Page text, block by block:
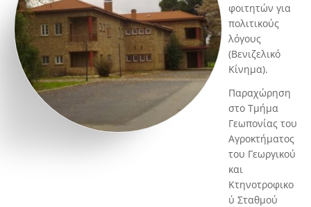
φοιτητών για
πολιτικούς
λόγους
(Βενιζελικό
Κίνημα).
Παραχώρηση
στο Τμήμα
Γεωπονίας του
Αγροκτήματος
του Γεωργικού
και
Κτηνοτροφικο
ύ Σταθμού